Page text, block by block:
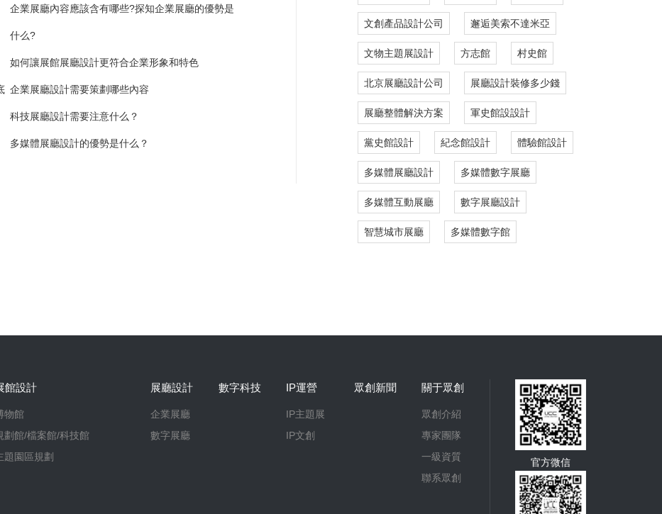
企業展廳內容應該含有哪些?探知企業展廳的優勢是
什么?
如何讓展館展廳設計更符合企業形象和特色
企業展廳設計需要策劃哪些內容
科技展廳設計需要注意什么？
多媒體展廳設計的優勢是什么？
文創產品設計公司 邂逅美索不達米亞
文物主題展設計 方志館 村史館
北京展廳設計公司 展廳設計裝修多少錢
展廳整體解決方案 軍史館設設計
黨史館設計 紀念館設計 體驗館設計
多媒體展廳設計 多媒體數字展廳
多媒體互動展廳 數字展廳設計
智慧城市展廳 多媒體數字館
館設計
物館
劃館/檔案館/科技館
題園區規劃
展廳設計
企業展廳
數字展廳
數字科技 IP運營
IP主題展
IP文創
眾創新聞 關于眾創
眾創介紹
專家團隊
一級資質
聯系眾創
官方微信